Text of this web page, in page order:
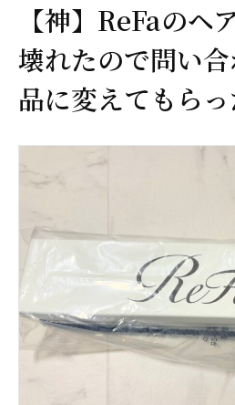
【神】ReFaのヘ
壊れたので問い
品に変えてもら